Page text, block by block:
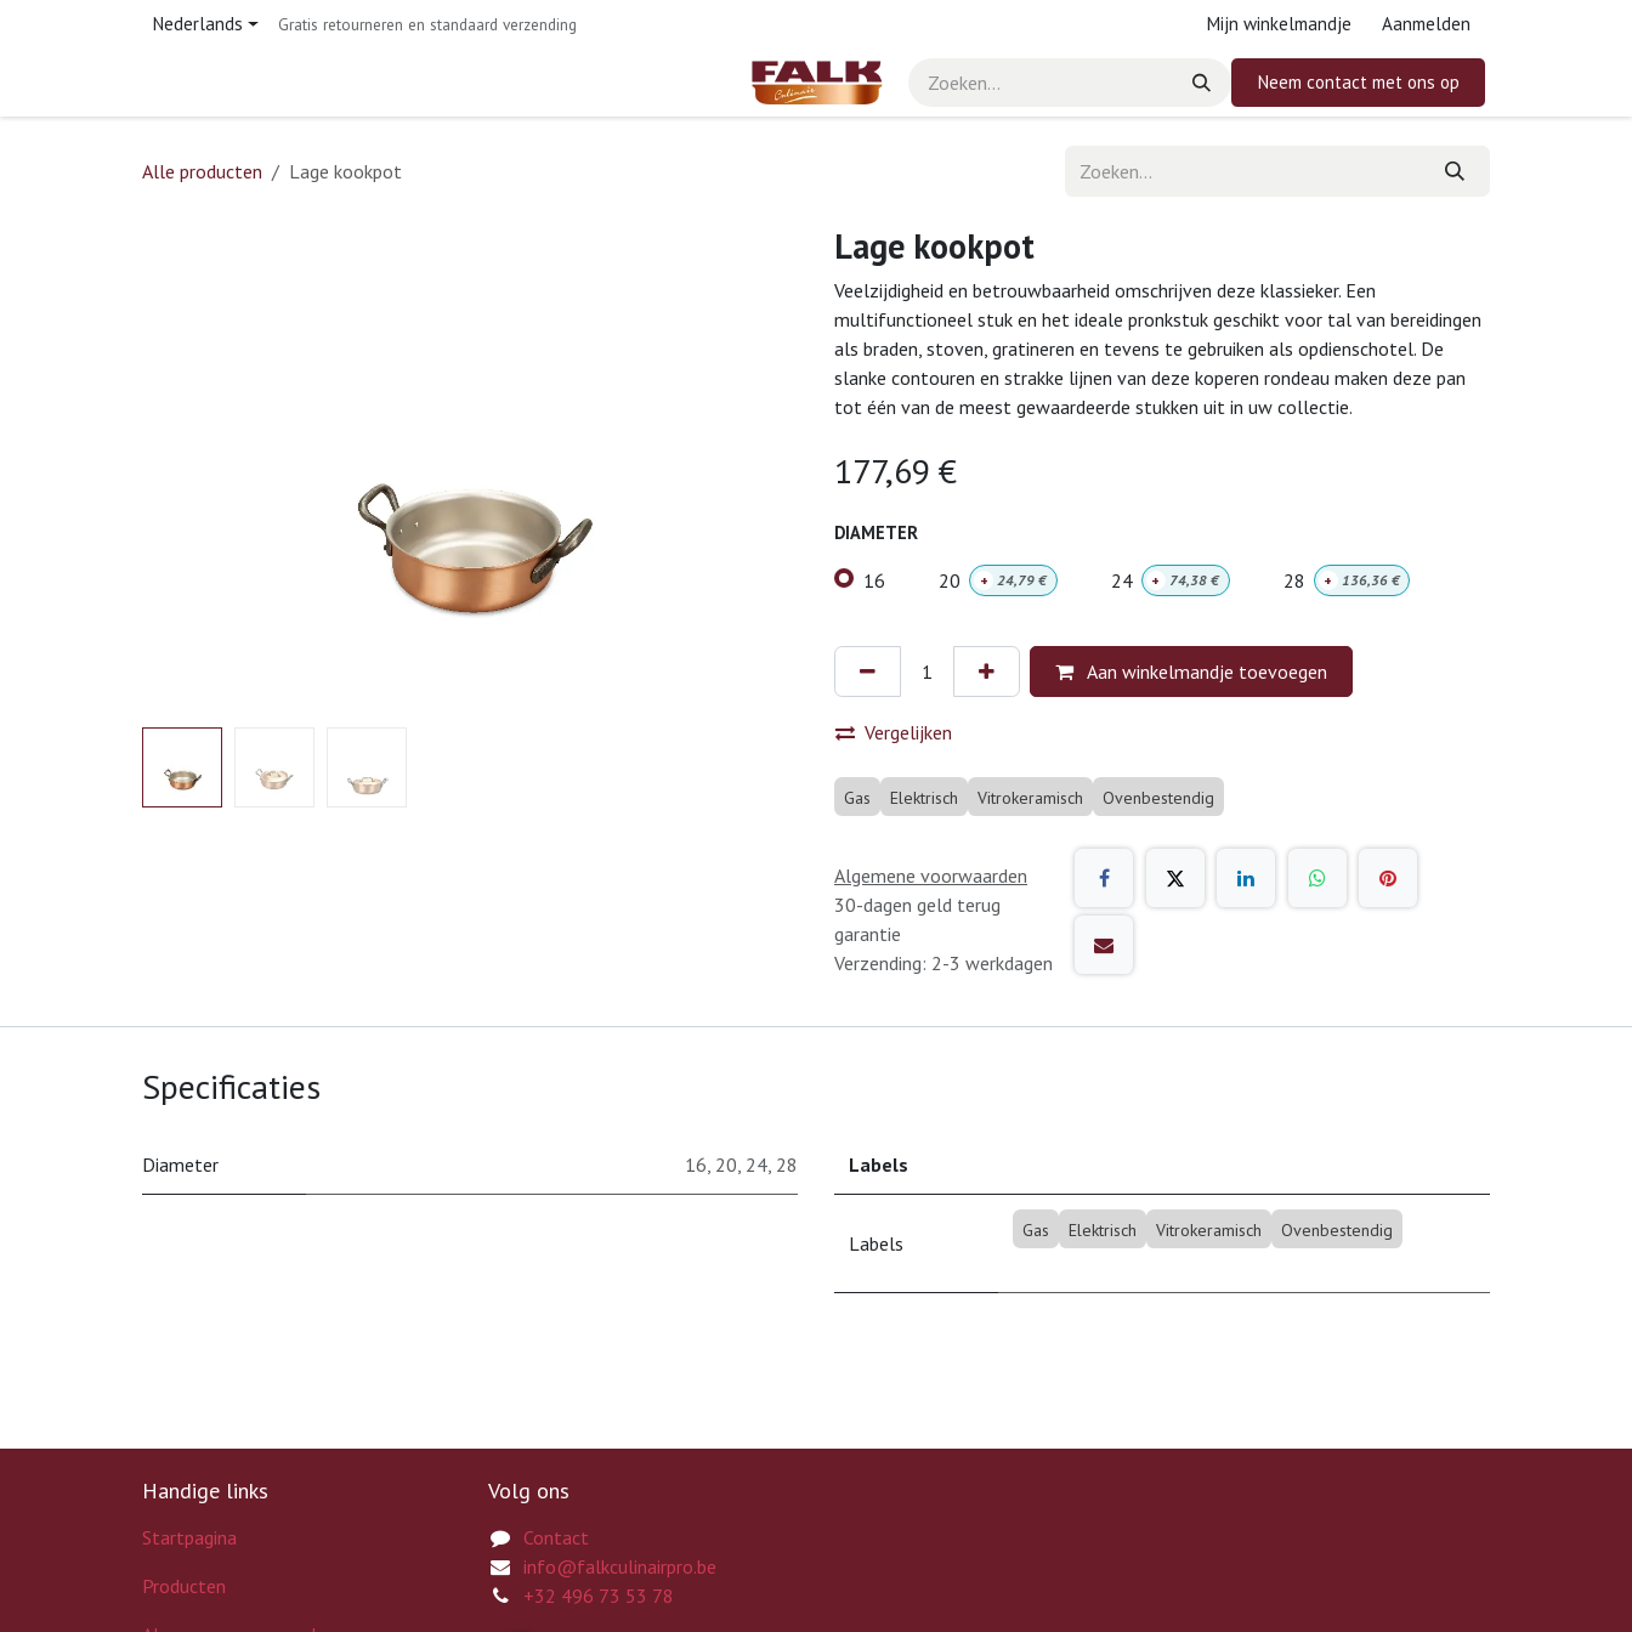
Overslaan naar inhoudNederlands Gratis retourneren en standaard verzending Mijn winkelmandje Aanmelden
Neem contact met ons op
Alle producten Lage kookpot
Lage kookpot
Veelzijdigheid en betrouwbaarheid omschrijven deze klassieker. Een
multifunctioneel stuk en het ideale pronkstuk geschikt voor tal van bereidingen
als braden, stoven, gratineren en tevens te gebruiken als opdienschotel. De
slanke contouren en strakke lijnen van deze koperen rondeau maken deze pan
tot één van de meest gewaardeerde stukken uit in uw collectie.
177,69 €
DIAMETER
16 20 + 24,79 € 24 + 74,38€ 28 + 136,36 €
Aan winkelmandje toevoegen
Vergelijken
Gas Elektrisch Vitrokeramisch Ovenbestendig
Algemene voorwaarden
30-dagen geld terug
garantie
Verzending: 2-3 werkdagen
Specificaties
Diameter 16 20 24 28 Labels
Labels
Gas Elektrisch Vitrokeramisch Ovenbestendig
Handige links
Startpagina
Producten
Volg ons
Contact
info@falkculinairpro.be
+32 496 73 53 78